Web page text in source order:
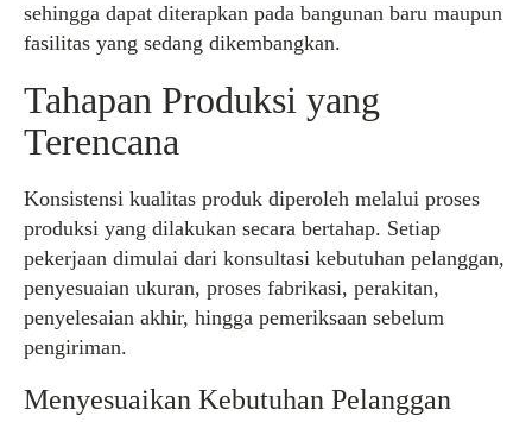
sehingga dapat diterapkan pada bangunan baru maupun
fasilitas yang sedang dikembangkan.
Tahapan Produksi yang
Terencana
Konsistensi kualitas produk diperoleh melalui proses
produksi yang dilakukan secara bertahap. Setiap
pekerjaan dimulai dari konsultasi kebutuhan pelanggan,
penyesuaian ukuran, proses fabrikasi, perakitan,
penyelesaian akhir, hingga pemeriksaan sebelum
pengiriman.
Menyesuaikan Kebutuhan Pelanggan